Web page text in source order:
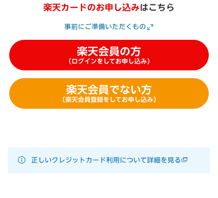
楽天カードのお申し込みはこちら
事前にご準備いただくもの
楽天会員の方
（ログインをしてお申し込み）
楽天会員でない方
（楽天会員登録をしてお申し込み）
正しいクレジットカード利用について詳細を見る